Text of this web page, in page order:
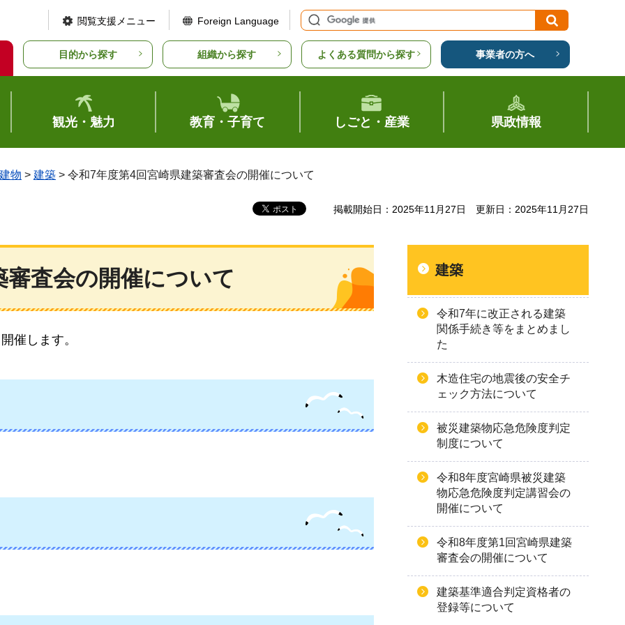
閲覧支援メニュー Foreign Language
目的から探す 組織から探す よくある質問から探す 事業者の方へ
観光・魅力 教育・子育て しごと・産業 県政情報
物 > 建築 > 令和7年度第4回宮崎県建築審査会の開催について
掲載開始日：2025年11月27日 更新日：2025年11月27日
査会の開催について
催します。
建築
令和7年に改正される建築
関係手続き等をまとめまし
た
木造住宅の地震後の安全チ
ェック方法について
被災建築物応急危険度判定
制度について
令和8年度宮崎県被災建築
物応急危険度判定講習会の
開催について
令和8年度第1回宮崎県建築
審査会の開催について
建築基準適合判定資格者の
登録等について